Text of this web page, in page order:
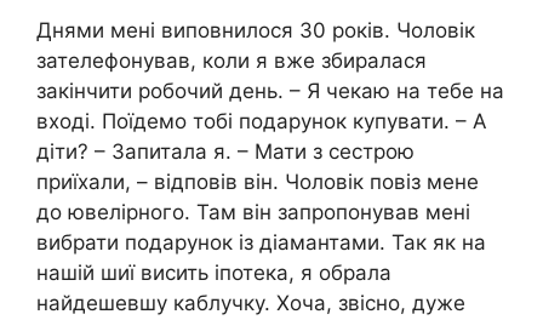
Днями мені виповнилося 30 років. Чоловік
зателефонував, коли я вже збиралася
закінчити робочий день. – Я чекаю на тебе на
вході. Поїдемо тобі подарунок купувати. – А
діти? – Запитала я. – Мати з сестрою
приїхали, – відповів він. Чоловік повіз мене
до ювелірного. Там він запропонував мені
вибрати подарунок із діамантами. Так як на
нашій шиї висить іпотека, я обрала
найдешевшу каблучку. Хоча, звісно, дуже